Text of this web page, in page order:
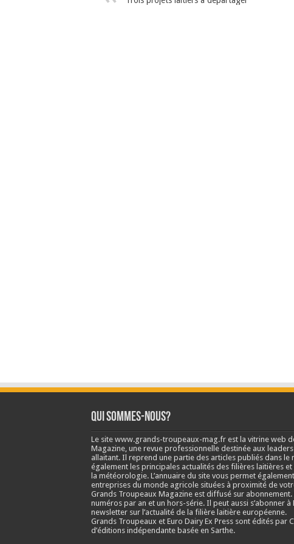
Qui sommes-nous?
Le site www.grands-troupeaux-mag.fr est la vitrine web
Magazine, une revue professionnelle destinée aux leaders
allaitant. Il reprend une partie des articles publiés dans le
également les principales actualités des filières laitières
la météorologie. L’annuaire du site vous permet
entreprises du monde agricole situées à proximité de
Grands Troupeaux Magazine est diffusé sur
numéros par an et un hors-série. Il peut aussi s’abonner à
newsletter sur l’actualité de la filière laitière européenne.
Grands Troupeaux et Euro Dairy Ex Press sont édités par
d’éditions indépendante basée en Sarthe.